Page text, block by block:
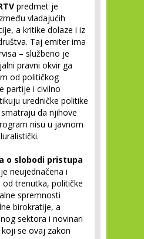
predmet je
vladajućih
a kritike dolaze i iz
Taj emiter ima
– službeno je
pravni okvir ga
od političkog
partije i civilno
uredničke politike
da njihove
nisu u javnom
o slobodi pristupa
je neujednačena i
od trenutka, političke
spremnosti
birokratije, a
sektora i novinari
se ovaj zakon